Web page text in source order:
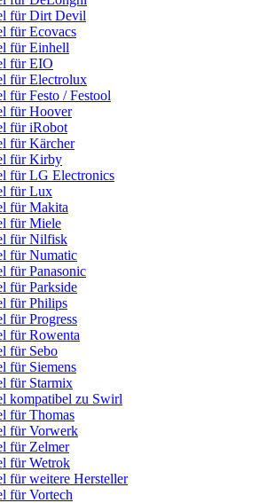
für Dirt Devil
für Ecovacs
für Einhell
für EIO
für Electrolux
für Festo / Festool
für Hoover
für iRobot
für Kärcher
für Kirby
für LG Electronics
für Lux
für Makita
für Miele
für Nilfisk
für Numatic
für Panasonic
für Parkside
für Philips
für Progress
für Rowenta
für Sebo
für Siemens
für Starmix
kompatibel zu Swirl
für Thomas
für Vorwerk
für Zelmer
für Wetrok
für weitere Hersteller
für Vortech